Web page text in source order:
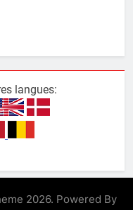
langues:
2026. Powered By